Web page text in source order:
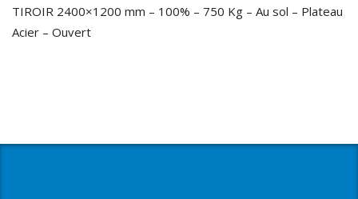
TIROIR 2400×1200 mm – 100% – 750 Kg – Au sol – Plateau
Acier – Ouvert